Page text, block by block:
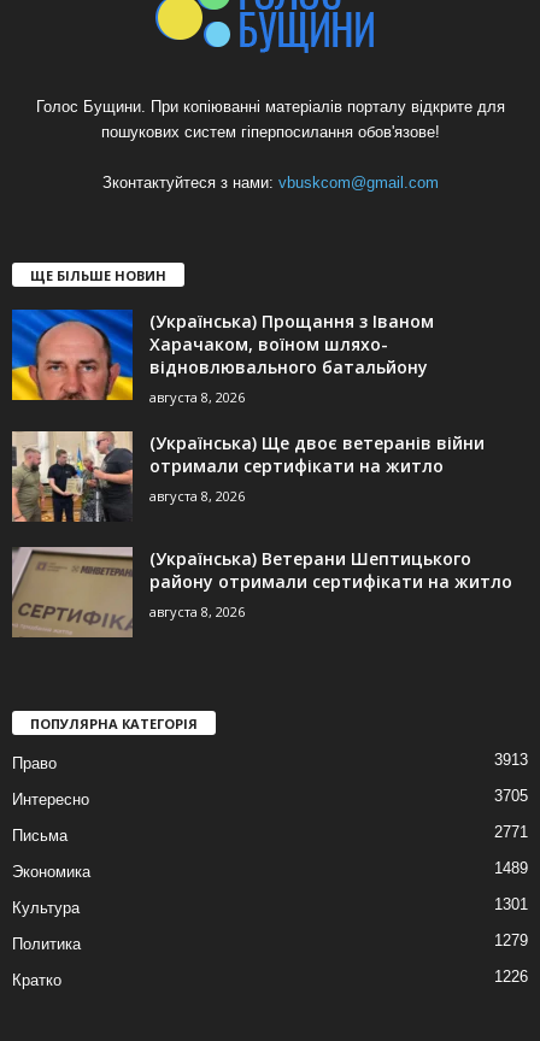
Голос Бущини. При копіюванні матеріалів порталу відкрите для
пошукових систем гіперпосилання обов'язове!
Зконтактуйтеся з нами: vbuskcom@gmail.com
ЩЕ БІЛЬШЕ НОВИН
(Українська) Прощання з Іваном
Харачаком, воїном шляхо-
відновлювального батальйону
августа 8, 2026
(Українська) Ще двоє ветеранів війни
отримали сертифікати на житло
августа 8, 2026
(Українська) Ветерани Шептицького
району отримали сертифікати на житло
августа 8, 2026
ПОПУЛЯРНА КАТЕГОРІЯ
Право 3913
Интересно 3705
Письма 2771
Экономика 1489
Культура 1301
Политика 1279
Кратко 1226